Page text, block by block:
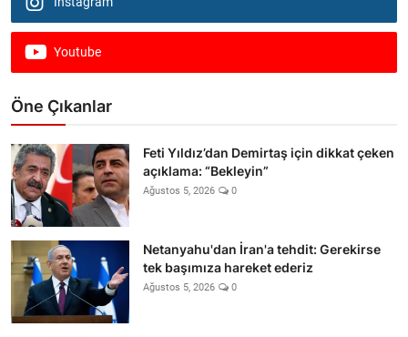
Youtube
Öne Çıkanlar
Feti Yıldız’dan Demirtaş için dikkat çeken
açıklama: “Bekleyin”
Ağustos 5, 2026 0
Netanyahu'dan İran'a tehdit: Gerekirse
tek başımıza hareket ederiz
Ağustos 5, 2026 0